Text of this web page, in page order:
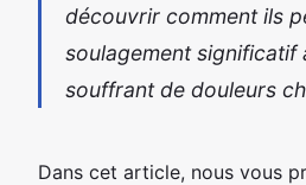
découvrir comment ils
soulagement significatif
souffrant de douleurs
Dans cet article, nous vous